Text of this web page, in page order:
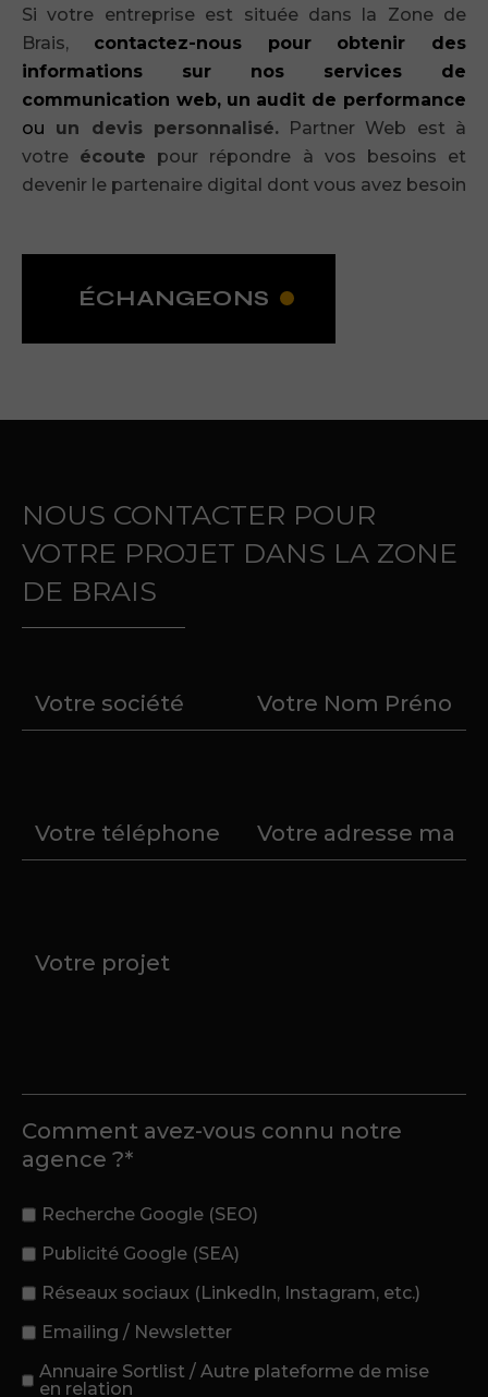
Si votre entreprise est située dans la Zone de
Brais, contactez-nous pour obtenir des
informations sur nos services de
communication web, un audit de performance
ou un devis personnalisé.Partner Web est à
votre écoute pour répondre à vos besoins et
devenir le partenaire digital dont vous avez besoin
ÉCHANGEONS
NOUS CONTACTER POUR
VOTRE PROJET DANS LA ZONE
DE BRAIS
Comment avez-vous connu notre
agence ?*
Recherche Google (SEO)
Publicité Google (SEA)
Réseaux sociaux (LinkedIn, Instagram, etc.)
Emailing / Newsletter
Annuaire Sortlist / Autre plateforme de mise
en relation